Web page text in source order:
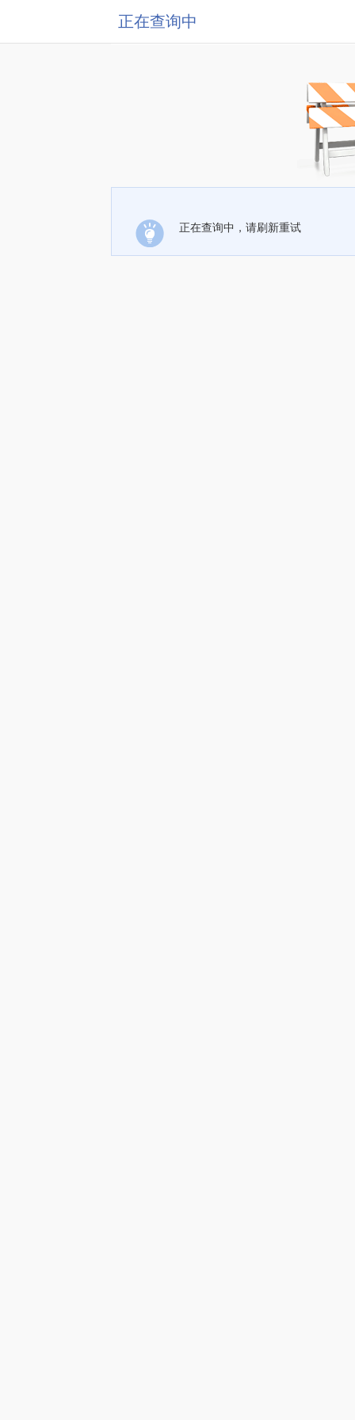
正在查询中
正在查询中，请刷新重试